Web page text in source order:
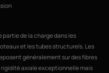
de la charge dans les
et les tubes structurels. Les
généralement sur des fibres
axiale exceptionnelle mais